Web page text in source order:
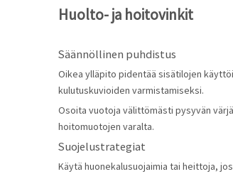
Huolto- ja hoitovinkit
Säännöllinen puhdistus
Oikea ylläpito pidentää sisätilojen
kulutuskuvioiden varmistamiseksi.
Osoita vuotoja välittömästi pysyvän
hoitomuotojen varalta.
Suojelustrategiat
Käytä huonekalusuojaimia tai heittoja,